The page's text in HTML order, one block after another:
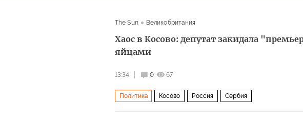
The Sun Великобритания
Хаос в Косово: депутат закидала
яйцами
13:34 0 67
Политика Косово Россия Сербия